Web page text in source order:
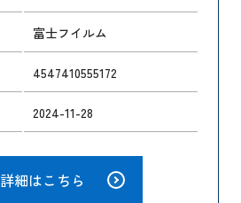
富士フイルム
4547410555172
2024-11-28
詳細はこちら